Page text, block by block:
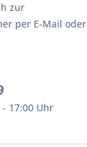
zur
per E-Mail oder
17:00 Uhr